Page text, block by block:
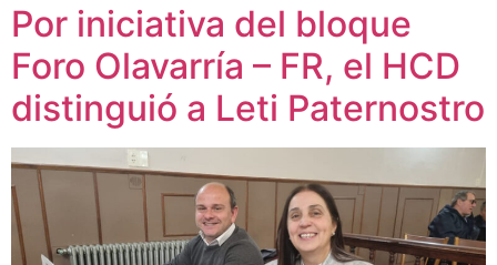
Por iniciativa del bloque
Foro Olavarría – FR, el HCD
distinguió a Leti Paternostro